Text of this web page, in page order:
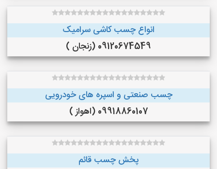
انواع چسب کاشی سرامیک
09120674549 (زنجان )
چسب صنعتی و اسپره های خودرویی
09918860107 (اهواز )
پخش چسب قائم